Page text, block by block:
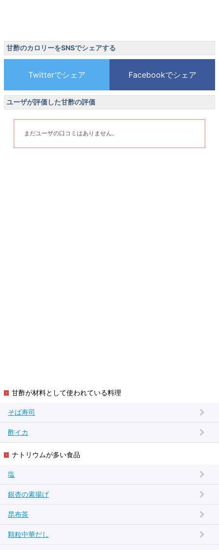
甘酢のカロリーをSNSでシェアする
ユーザが評価した甘酢の評価
まだユーザの口コミはありません。
甘酢が材料として使われている料理
そば寿司
酢イカ
ナトリウムが多い食品
塩
銀杏の素揚げ
昆布茶
顆粒中華だし